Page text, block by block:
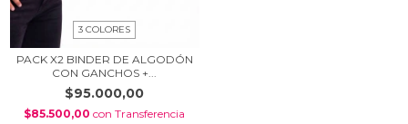
3 COLORES
PACK X2 BINDER DE ALGODÓN
CON GANCHOS +...
$95.000,00
$85.500,00 con Transferencia